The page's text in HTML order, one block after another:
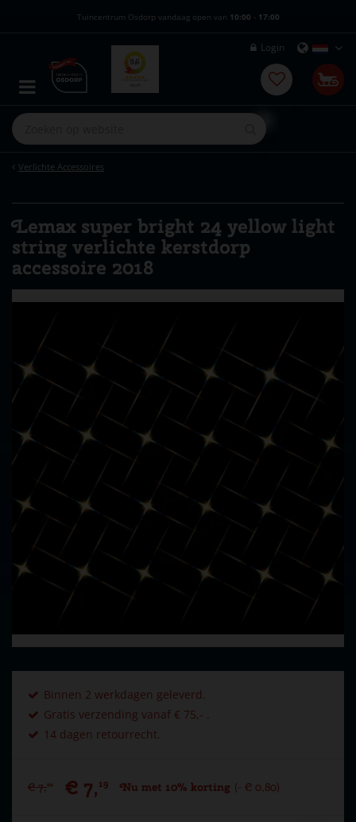
Verlichte Accessoires
Tuincentrum Osdorp vandaag open van 10:00 - 17:00
Login
Lemax super bright 24 yellow light
string verlichte kerstdorp
accessoire 2018
Binnen 2 werkdagen geleverd.
Gratis verzending vanaf € 75,- .
14 dagen retourrecht.
€ 7,99 € 7,19 Nu met 10% korting € 0,80